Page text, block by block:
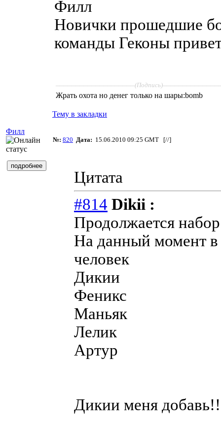
Филл
Новички прошедшие
команды Геконы
(Подпись)
Жрать охота но денег только на шары:bomb
Тему в закладки
Филл
№: 820 Дата: 15.06.2010 09:25 GMT [//]
Цитата
#814 Dikii :
Продолжается
На данный момент
человек
Дикии
Феникс
Маньяк
Лелик
Артур
Дикии меня